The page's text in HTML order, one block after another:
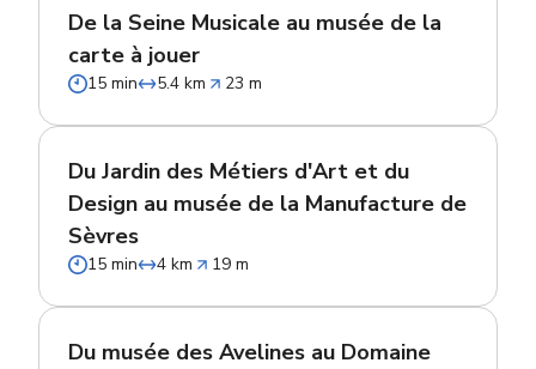
De la Seine Musicale au musée de la
carte à jouer
15 min 5.4 km 23 m
Du Jardin des Métiers d'Art et du
Design au musée de la Manufacture de
Sèvres
15 min 4 km 19 m
Du musée des Avelines au Domaine